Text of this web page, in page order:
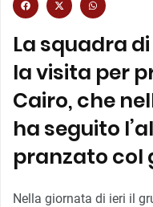
La squadra
la visita per
Cairo, che
ha seguito
pranzato col
Nella giornata di ieri il